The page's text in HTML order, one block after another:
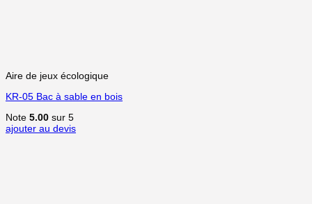
Aire de jeux écologique
KR-05 Bac à sable en bois
Note 5.00 sur 5
ajouter au devis